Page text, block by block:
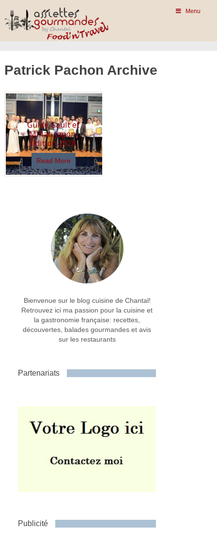
Menu
Patrick Pachon Archive
Guide Gault et
Millau Japon,
édition 2018
Read More
Bienvenue sur le blog cuisine de Chantal!
Retrouvez ici ma passion pour la cuisine et
la gastronomie française: recettes,
découvertes, balades gourmandes et avis
sur les restaurants
Partenariats
Publicité